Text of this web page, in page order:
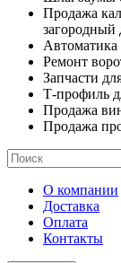
Продажа
загородный
Автоматика
Ремонт
Запчасти
Т-профиль
Продажа
Продажа
О компании
Доставка
Оплата
Контакты